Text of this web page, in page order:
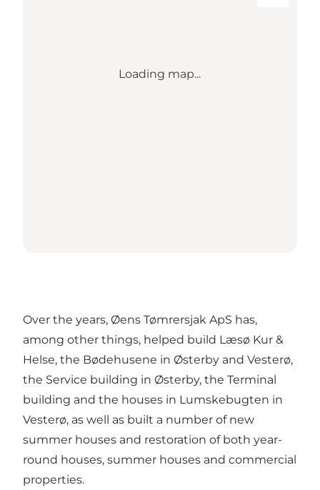
Loading map...
Over the years, Øens Tømrersjak ApS has,
among other things, helped build Læsø Kur &
Helse, the Bødehusene in Østerby and Vesterø,
the Service building in Østerby, the Terminal
building and the houses in Lumskebugten in
Vesterø, as well as built a number of new
summer houses and restoration of both year-
round houses, summer houses and commercial
properties.